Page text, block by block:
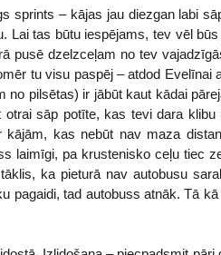
sprints – kājas jau diezgan labi
Lai tas būtu iespējams, tev vēl
pusē dzelzceļam no tev
tu visu paspēj – atdod
no pilsētas) ir jābūt kaut kādai
otrai sāp potīte, kas tevi dara
kājām, kas nebūt nav maza
laimīgi, pa krustenisko ceļu tiec
ka pieturā nav autobusu
pagaidi, tad autobuss atnāk. Tā